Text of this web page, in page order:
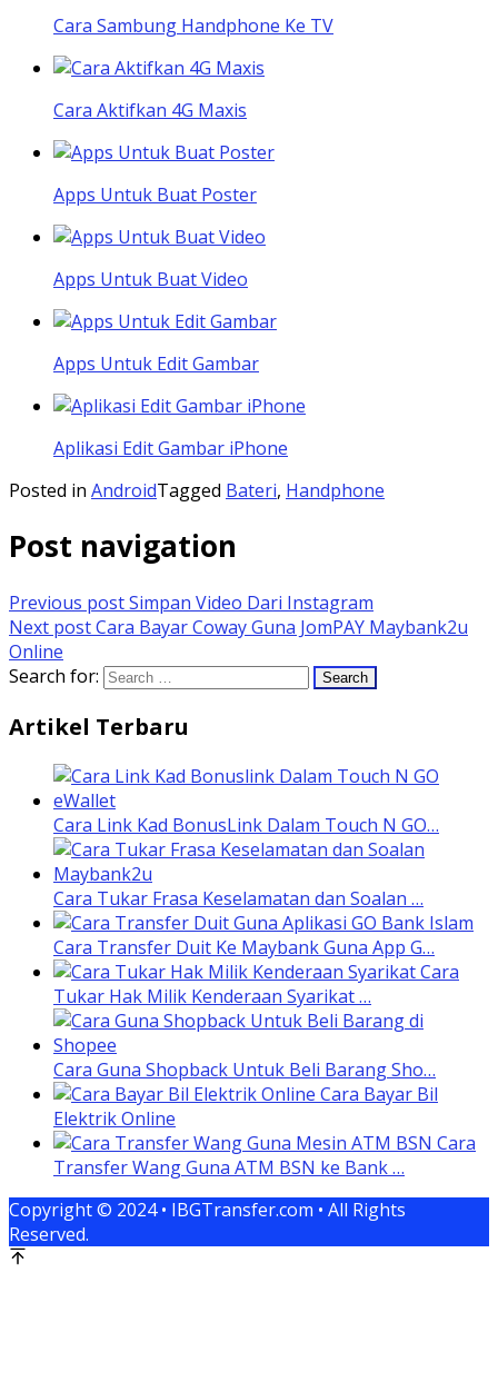
Cara Sambung Handphone Ke TV
Cara Aktifkan 4G Maxis
Apps Untuk Buat Poster
Apps Untuk Buat Video
Apps Untuk Edit Gambar
Aplikasi Edit Gambar iPhone
Posted in AndroidTagged Bateri, Handphone
Post navigation
Previous postSimpan Video Dari Instagram
Next postCara Bayar Coway Guna JomPAY Maybank2u
Online
Search for:
Artikel Terbaru
Cara Link Kad BonusLink Dalam Touch N GO…
Cara Tukar Frasa Keselamatan dan Soalan …
Cara Transfer Duit Ke Maybank Guna App G…
Cara
Tukar Hak Milik Kenderaan Syarikat …
Cara Guna Shopback Untuk Beli Barang Sho…
Cara Bayar Bil
Elektrik Online
Cara
Transfer Wang Guna ATM BSN ke Bank …
Copyright © 2024 • IBGTransfer.com • All Rights
Reserved.